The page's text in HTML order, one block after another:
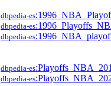
dbpedia-es
dbpedia-es
dbpedia-es
dbpedia-es
dbpedia-es